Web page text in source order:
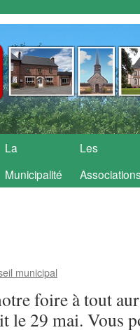
La
Municipalité
Les
municipal
foire à tout
le 29 mai. Vous